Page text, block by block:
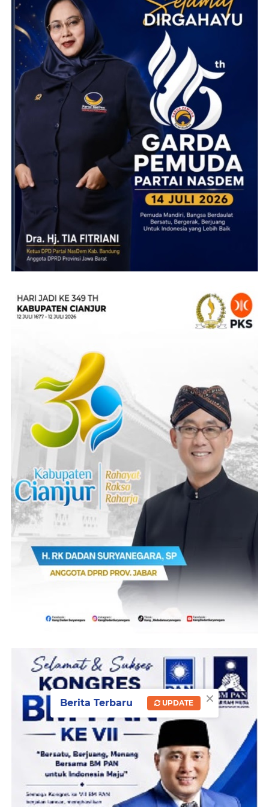
×
Berita Terbaru UPDATE